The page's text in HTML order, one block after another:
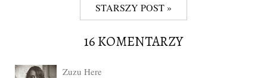
STARSZY POST »
16 KOMENTARZY
Zuzu Here